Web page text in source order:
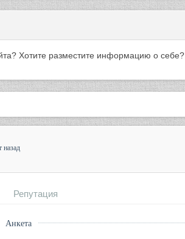
Хотите разместите информацию о себе?
назад
Репутация
Анкета